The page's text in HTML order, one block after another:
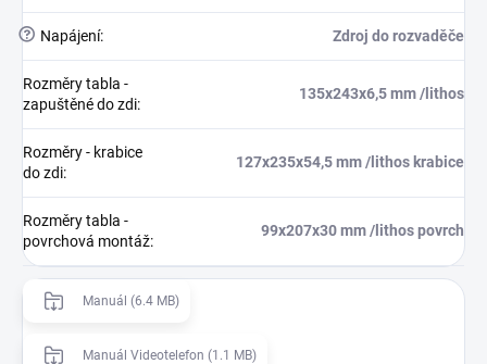
? Napájení: Zdroj do rozvaděče
Rozměry tabla -
zapuštěné do zdi:
135x243x6,5 mm /lithos
Rozměry - krabice
do zdi:
127x235x54,5 mm /lithos krabice
Rozměry tabla -
povrchová montáž:
99x207x30 mm /lithos povrch
Manuál (6.4 MB)
Manuál Videotelefon (1.1 MB)